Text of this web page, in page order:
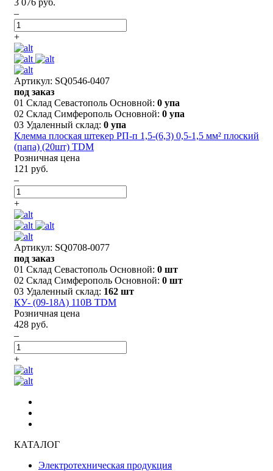
–
+
Артикул: SQ0546-0407
под заказ
01 Склад Севастополь Основной: 0 упа
02 Склад Симферополь Основной: 0 упа
03 Удаленный склад: 0 упа
Клемма плоская штекер РП-п 1,5-(6,3) 0,5-1,5 мм² плоский
(папа) (20шт) TDM
Розничная цена
121 руб.
–
+
Артикул: SQ0708-0077
под заказ
01 Склад Севастополь Основной: 0 шт
02 Склад Симферополь Основной: 0 шт
03 Удаленный склад: 162 шт
КУ- (09-18А) 110В TDM
Розничная цена
428 руб.
–
+
КАТАЛОГ
Электротехническая продукция